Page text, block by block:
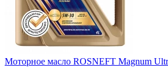
Моторное масло ROSNEFT Magnum